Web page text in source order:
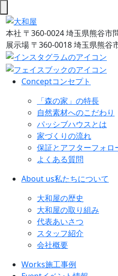
本社 〒360-0024 埼玉県熊谷市
展示場 〒360-0018 埼玉県熊谷
Conceptコンセプト
「森の家」の特長
自然素材へのこだわり
パッシブハウスとは
家づくりの流れ
保証とアフターフォロ
よくある質問
About us私たちについて
大和屋の歴史
大和屋の取り組み
代表あいさつ
スタッフ紹介
会社概要
Works施工事例